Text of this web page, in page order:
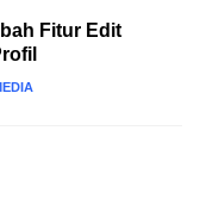
Fitur Edit